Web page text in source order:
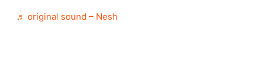
♬ original sound – Nesh